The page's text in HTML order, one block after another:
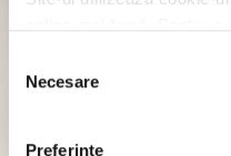
acceptați cookie-uri în
nu trebuie să acceptați
ului pop-up, sau puteți
consimțământului
Necesare
Preferinţe